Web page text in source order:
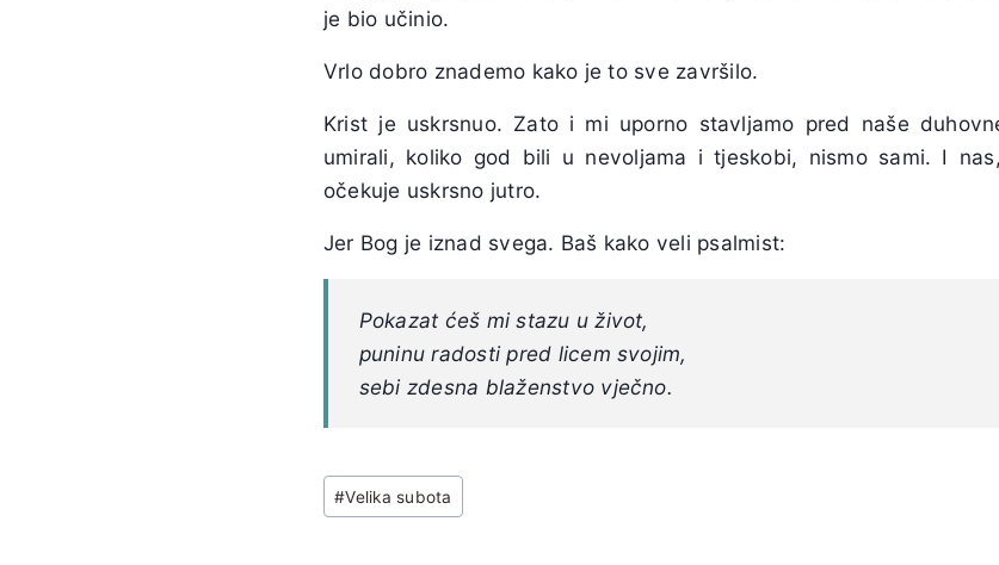
je bio učinio.
Vrlo dobro znademo kako je to sve završilo.
Krist je uskrsnuo. Zato i mi uporno stavljamo pred naše
umirali, koliko god bili u nevoljama i tjeskobi, nismo sami. I
očekuje uskrsno jutro.
Jer Bog je iznad svega. Baš kako veli psalmist:
Pokazat ćeš mi stazu u život,
puninu radosti pred licem svojim,
sebi zdesna blaženstvo vječno.
Post
Tags:
#Velika subota